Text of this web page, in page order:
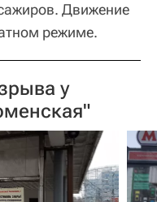
Движение
режиме.
у